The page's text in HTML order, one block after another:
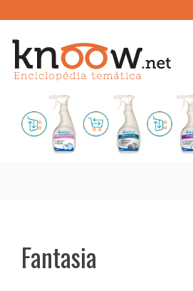
Fantasia